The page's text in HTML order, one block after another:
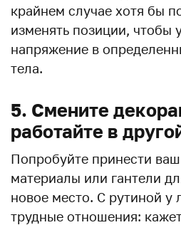
крайнем случае хотя бы
изменять позиции, чтобы
напряжение в
тела.
5. Смените
работайте в
Попробуйте принести
материалы или гантели
новое место. С рутиной у
трудные отношения: